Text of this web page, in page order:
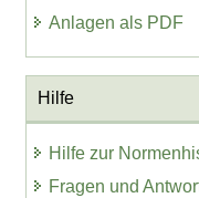
Anlagen als PDF
Hilfe
Hilfe zur
Fragen und